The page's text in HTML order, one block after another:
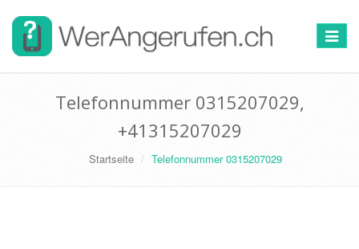
Toggle
Telefonnummer 0315207029,
+41315207029
Startseite Telefonnummer 0315207029